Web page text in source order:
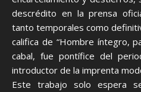
descrédito en la prensa
tanto temporales como
califica de “Hombre íntegro,
cabal, fue pontífice del
introductor de la imprenta
Este trabajo solo espera